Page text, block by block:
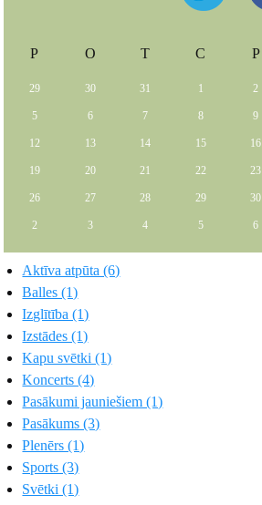
P O T C P
29 30 31 1 2
5 6 7 8 9
12 13 14 15 16
19 20 21 22 23
26 27 28 29 30
2 3 4 5 6
Aktīva atpūta (6)
Balles (1)
Izglītība (1)
Izstādes (1)
Kapu svētki (1)
Koncerts (4)
Pasākumi jauniešiem (1)
Pasākums (3)
Plenērs (1)
Sports (3)
Svētki (1)